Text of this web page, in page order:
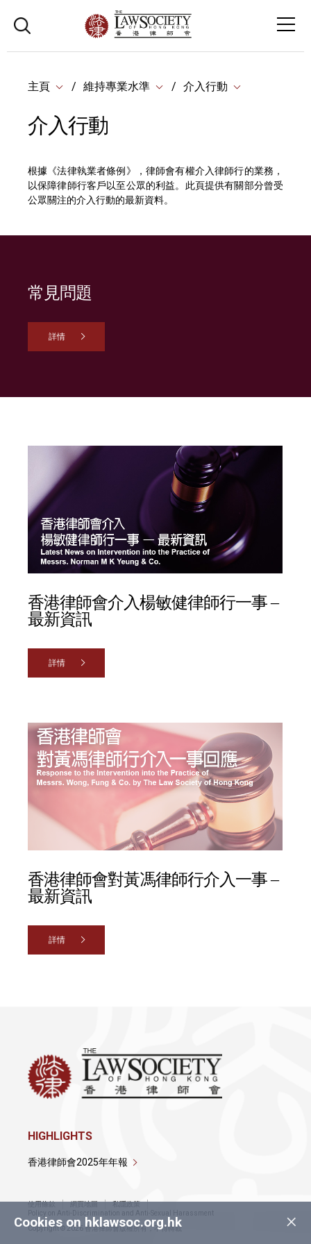
主頁 維持專業水準 介入行動
介入行動
根據《法律執業者條例》，律師會有權介入律師行的業務，
以保障律師行客戶以至公眾的利益。此頁提供有關部分曾受
公眾關注的介入行動的最新資料。
常見問題
詳情
香港律師會介入楊敏健律師行一事 –
最新資訊
詳情
香港律師會對黃馮律師行介入一事 –
最新資訊
詳情
×
Cookies on hklawsoc.org.hk
HIGHLIGHTS
香港律師會2025年年報
使用條款 網頁地圖
私隱政策
Policy on Anti-Discrimination and Anti-Sexual Harassment
Copyright © 2026 香港律師會版權所有，不得轉載